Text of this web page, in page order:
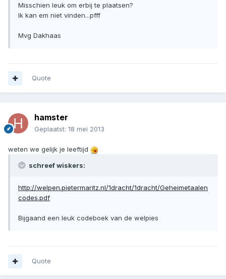
Misschien leuk om erbij te plaatsen?
Ik kan em niet vinden...pfff
Mvg Dakhaas
Quote
hamster
Geplaatst: 18 mei 2013
weten we gelijk je leeftijd
schreef wiskers:
http://welpen.pietermaritz.nl/1dracht/1dracht/Geheimetaalen
codes.pdf
Bijgaand een leuk codeboek van de welpies
Quote